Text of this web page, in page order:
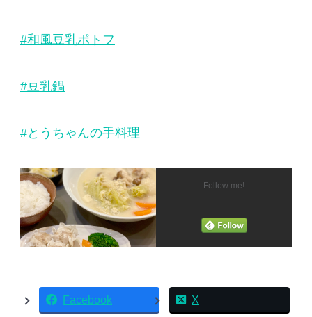
#和風豆乳ポトフ
#豆乳鍋
#とうちゃんの手料理
Follow me!
Facebook X